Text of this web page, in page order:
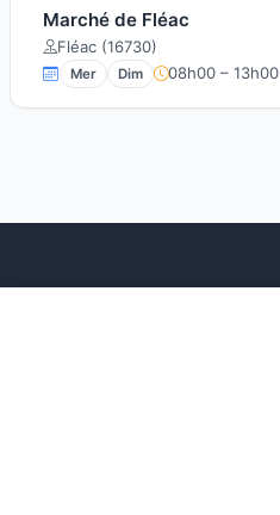
Marché de Fléac
Fléac (16730)
Mer Dim 08h00 – 13h00
Explorer